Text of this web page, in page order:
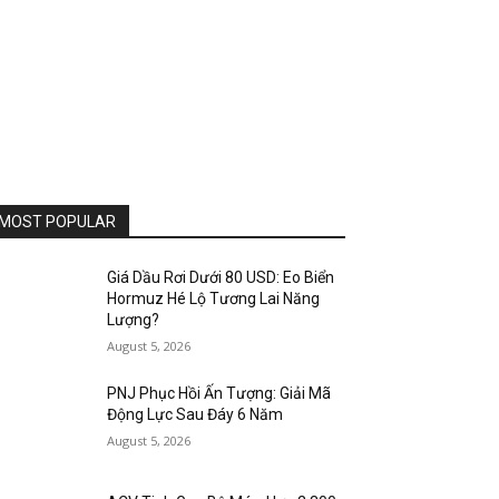
POPULAR
Giá Dầu Rơi Dưới 80 USD: Eo Biển
Hormuz Hé Lộ Tương Lai Năng
Lượng?
August 5, 2026
PNJ Phục Hồi Ấn Tượng: Giải Mã
Động Lực Sau Đáy 6 Năm
August 5, 2026